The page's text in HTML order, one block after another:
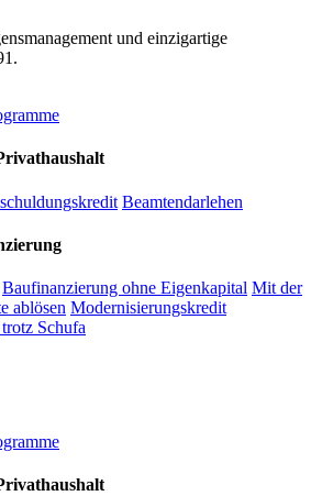
und einzigartige
Beamtendarlehen
Baufinanzierung ohne Eigenkapital Mit der
ablösen Modernisierungskredit
Schufa